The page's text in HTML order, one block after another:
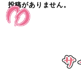
投稿がありません。